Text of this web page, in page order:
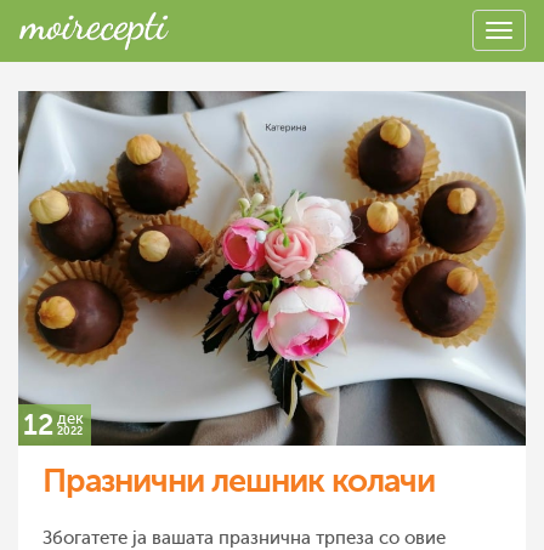
12 дек
2022
Празнични лешник колачи
Збогатете ја вашата празнична трпеза со овие